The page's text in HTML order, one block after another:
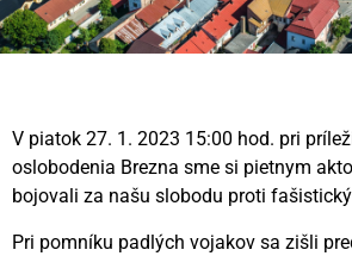
V piatok 27. 1. 2023 15:00 hod. pri
oslobodenia Brezna sme si pietnym
bojovali za našu slobodu proti
Pri pomníku padlých vojakov sa zišli